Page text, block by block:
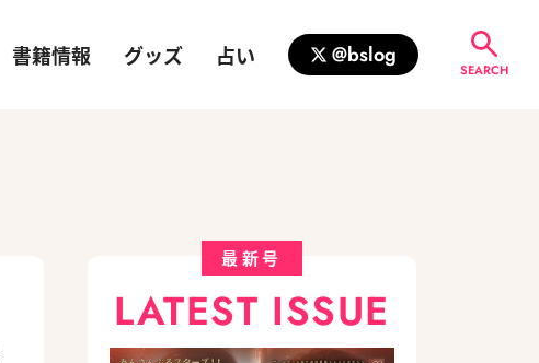
書籍情報 グッズ 占い @bslog
SEARCH
最新号
LATEST ISSUE